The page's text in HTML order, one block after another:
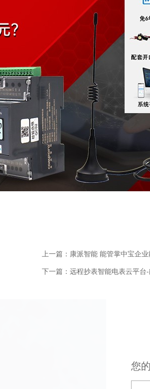
上一篇：康派智能 能管掌中宝企
下一篇：远程抄表智能电表云平台
您